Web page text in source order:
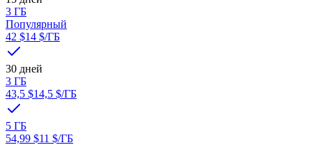
3 ГБ
Популярный
42 $14 $/ГБ
30 дней
3 ГБ
43,5 $14,5 $/ГБ
5 ГБ
54,99 $11 $/ГБ